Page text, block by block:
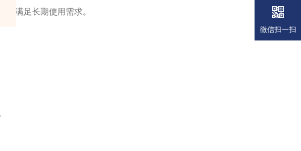
满足长期使用需求。
微信扫一扫